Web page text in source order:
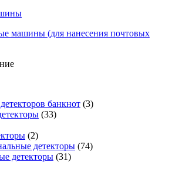
машины (для нанесения почтовых
банкнот (3)
(33)
(2)
детекторы (74)
детекторы (31)